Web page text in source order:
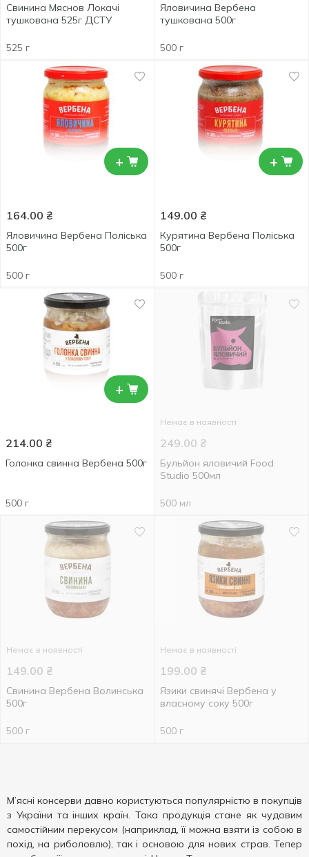
Свинина Мяснов Локачі
тушкована 525г ДСТУ
525 г
Яловичина Вербена
тушкована 500г
500 г
+
164.00 ₴
Яловичина Вербена Поліська
500г
500 г
+
149.00 ₴
Курятина Вербена Поліська
500г
500 г
+
214.00 ₴
Голонка свинна Вербена 500г
500 г
Немає в наявності
249.00 ₴
Бульйон яловичий Food
Studio 500мл
500 мл
Немає в наявності
149.00 ₴
Свинина Вербена Волинська
500г
500 г
Немає в наявності
199.00 ₴
Язики свинячі Вербена у
власному соку 500г
500 г
М’ясні консерви давно користуються популярністю в покупців
з України та інших країн. Така продукція стане як чудовим
самостійним перекусом (наприклад, її можна взяти із собою в
похід, на риболовлю), так і основою для нових страв. Тепер